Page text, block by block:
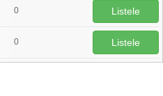
0 Listele
0 Listele